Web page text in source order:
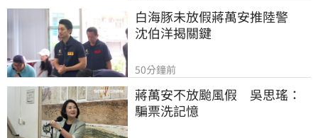
白海豚未放假蔣萬安推陸警
沈伯洋揭關鍵
50分鐘前
蔣萬安不放颱風假　吳思瑤：
騙票洗記憶